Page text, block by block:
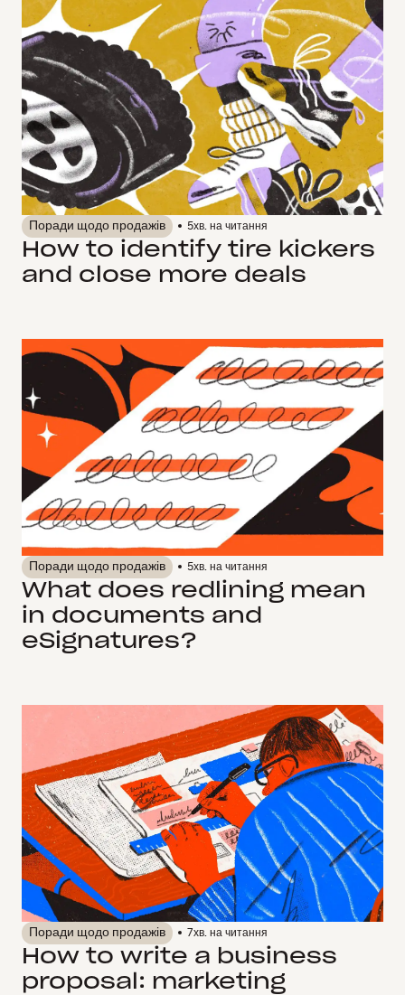
Поради щодо продажів 5хв. на читання
How to identify tire kickers
and close more deals
Поради щодо продажів 5хв. на читання
What does redlining mean
in documents and
eSignatures?
Поради щодо продажів 7хв. на читання
How to write a business
proposal: marketing